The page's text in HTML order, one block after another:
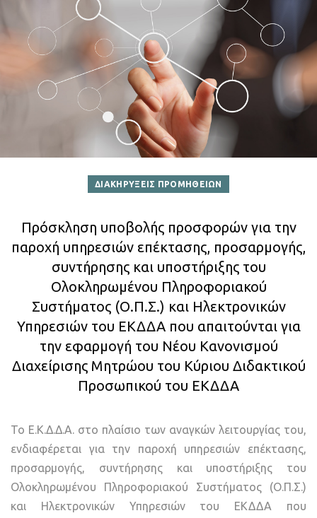
ΔΙΑΚΗΡΥΞΕΙΣ ΠΡΟΜΗΘΕΙΩΝ
Πρόσκληση υποβολής προσφορών για την
παροχή υπηρεσιών επέκτασης, προσαρμογής,
συντήρησης και υποστήριξης του
Ολοκληρωμένου Πληροφοριακού
Συστήματος (Ο.Π.Σ.) και Ηλεκτρονικών
Υπηρεσιών του ΕΚΔΔΑ που απαιτούνται για
την εφαρμογή του Νέου Κανονισμού
Διαχείρισης Μητρώου του Κύριου Διδακτικού
Προσωπικού του ΕΚΔΔΑ
Το Ε.Κ.Δ.Δ.Α. στο πλαίσιο των αναγκών λειτουργίας του,
ενδιαφέρεται για την παροχή υπηρεσιών επέκτασης,
προσαρμογής, συντήρησης και υποστήριξης του
Ολοκληρωμένου Πληροφοριακού Συστήματος (Ο.Π.Σ.)
και Ηλεκτρονικών Υπηρεσιών του ΕΚΔΔΑ που